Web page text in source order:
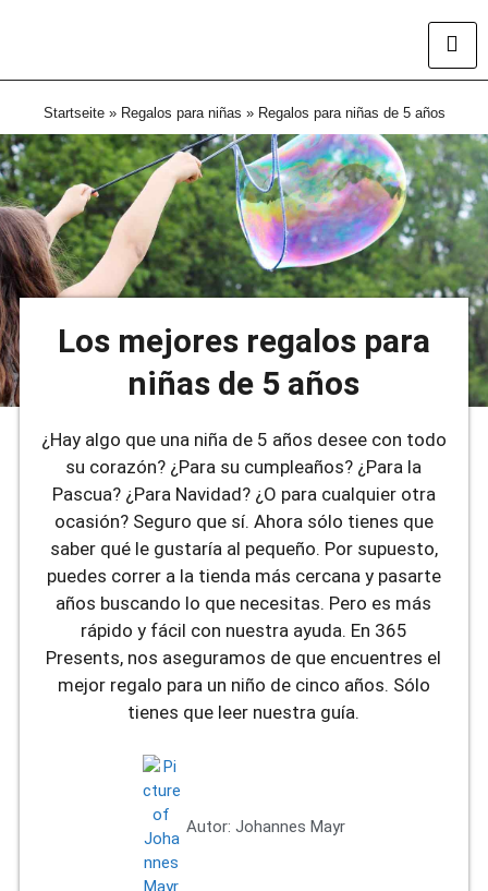
Startseite» Regalos para niñas » Regalos para niñas de 5 años
Los mejores regalos para
niñas de 5 años
¿Hay algo que una niña de 5 años desee con todo
su corazón? ¿Para su cumpleaños? ¿Para la
Pascua? ¿Para Navidad? ¿O para cualquier otra
ocasión? Seguro que sí. Ahora sólo tienes que
saber qué le gustaría al pequeño. Por supuesto,
puedes correr a la tienda más cercana y pasarte
años buscando lo que necesitas. Pero es más
rápido y fácil con nuestra ayuda. En 365
Presents, nos aseguramos de que encuentres el
mejor regalo para un niño de cinco años. Sólo
tienes que leer nuestra guía.
Autor: Johannes Mayr